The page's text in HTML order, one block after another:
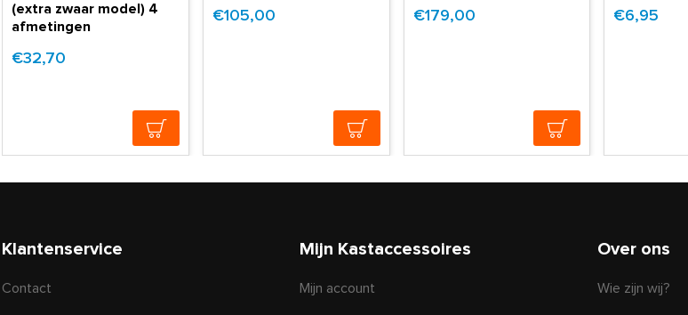
(extra zwaar model) 4
afmetingen
€32,70
€105,00 €179,00 €6,95
Klantenservice
Contact
Mijn Kastaccessoires
Mijn account
Over ons
Wie zijn wij?